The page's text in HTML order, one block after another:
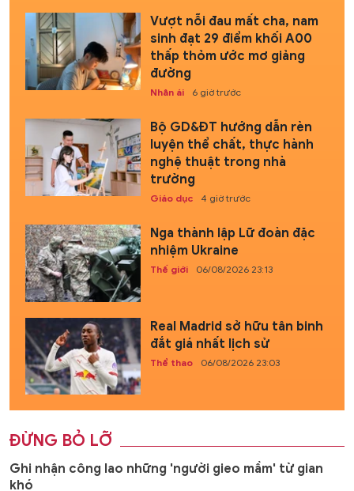
Vượt nỗi đau mất cha, nam
sinh đạt 29 điểm khối A00
thấp thỏm ước mơ giảng
đường
Nhân ái 6 giờ trước
Bộ GD&ĐT hướng dẫn rèn
luyện thể chất, thực hành
nghệ thuật trong nhà
trường
Giáo dục 4 giờ trước
Nga thành lập Lữ đoàn đặc
nhiệm Ukraine
Thế giới 06/08/2026 23:13
Real Madrid sở hữu tân binh
đắt giá nhất lịch sử
Thể thao 06/08/2026 23:03
ĐỪNG BỎ LỠ
Ghi nhận công lao những 'người gieo mầm' từ gian
khó